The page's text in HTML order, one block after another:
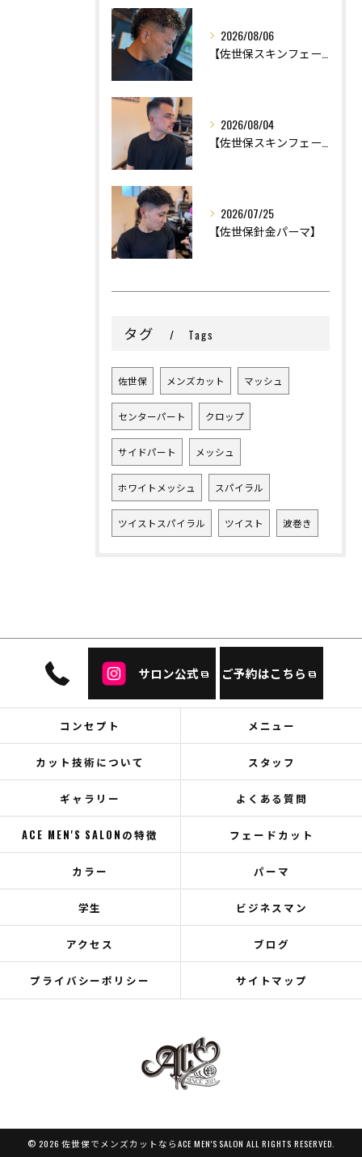
2026/08/06
2026/08/04
2026/07/25
【佐世保針金パーマ】
タグ Tags
佐世保 メンズカット マッシュ
センターパート クロップ
サイドパート メッシュ
ホワイトメッシュ スパイラル
ツイストスパイラル ツイスト 波巻き
サロン公式 ご予約はこちら
コンセプト メニュー
カット技術について スタッフ
ギャラリー よくある質問
ACE MEN'S SALONの特徴 フェードカット
カラー パーマ
学生 ビジネスマン
アクセス ブログ
プライバシーポリシー サイトマップ
© 2026 佐世保でメンズカットならACE MEN'S SALON ALL RIGHTS RESERVED.